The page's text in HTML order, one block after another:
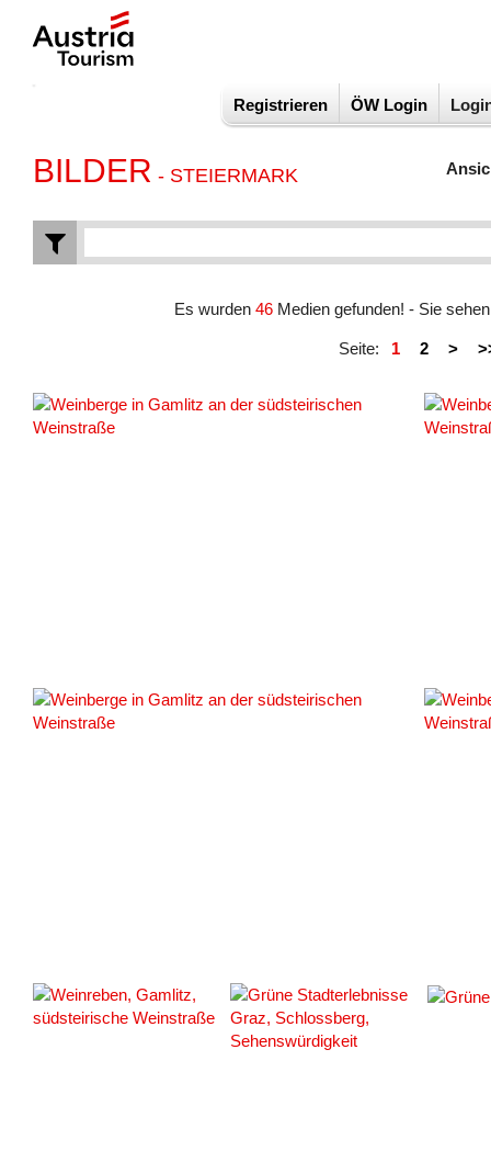
Registrieren ÖW Login
BILDER - STEIERMARK
Es wurden 46 Medien gefunden! - Sie
Seite: 1 2 >
#133367
#133369